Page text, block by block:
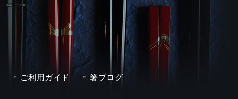
ご利用ガイド 箸ブログ